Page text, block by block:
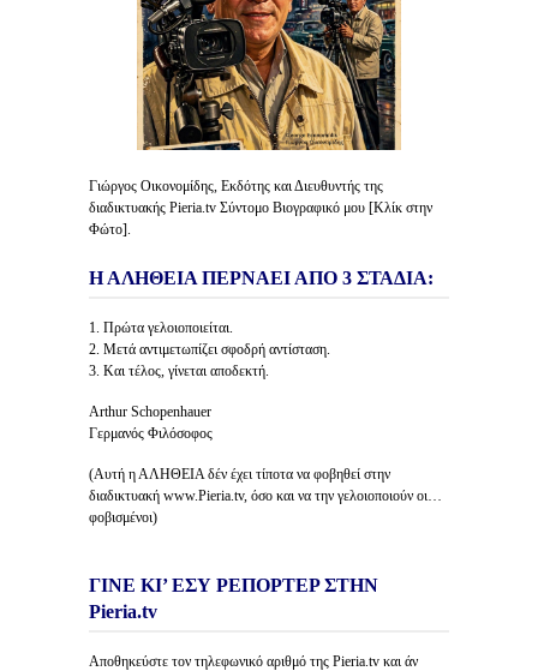
Γιώργος Οικονομίδης, Εκδότης και Διευθυντής της
διαδικτυακής Pieria.tv Σύντομο Βιογραφικό μου [Κλίκ στην
Φώτο].
Η ΑΛΗΘΕΙΑ ΠΕΡΝΑΕΙ ΑΠΟ 3 ΣΤΑΔΙΑ:
1. Πρώτα γελοιοποιείται.
2. Μετά αντιμετωπίζει σφοδρή αντίσταση.
3. Και τέλος, γίνεται αποδεκτή.
Arthur Schopenhauer
Γερμανός Φιλόσοφος
(Αυτή η ΑΛΗΘΕΙΑ δέν έχει τίποτα να φοβηθεί στην
διαδικτυακή www.Pieria.tv, όσο και να την γελοιοποιούν οι…
φοβισμένοι)
ΓΙΝΕ ΚΙ’ ΕΣΥ ΡΕΠΟΡΤΕΡ ΣΤΗΝ
Pieria.tv
Αποθηκεύστε τον τηλεφωνικό αριθμό της Pieria.tv και άν